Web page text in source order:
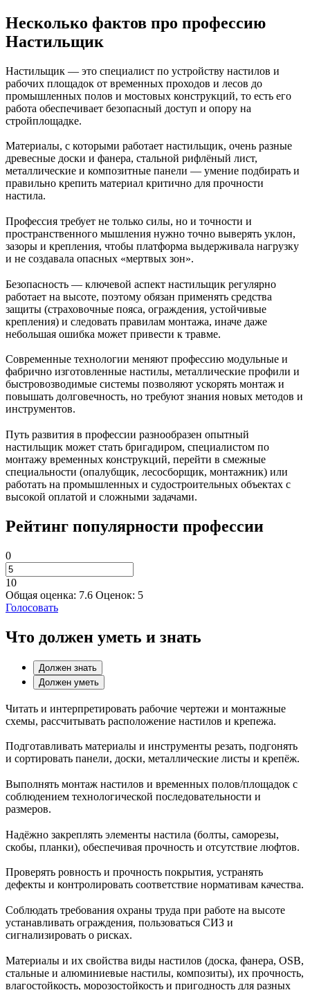
Несколько фактов про профессию
Настильщик
Настильщик — это специалист по устройству настилов и
рабочих площадок от временных проходов и лесов до
промышленных полов и мостовых конструкций, то есть его
работа обеспечивает безопасный доступ и опору на
стройплощадке.
Материалы, с которыми работает настильщик, очень разные
древесные доски и фанера, стальной рифлёный лист,
металлические и композитные панели — умение подбирать и
правильно крепить материал критично для прочности
настила.
Профессия требует не только силы, но и точности и
пространственного мышления нужно точно выверять уклон,
зазоры и крепления, чтобы платформа выдерживала нагрузку
и не создавала опасных «мертвых зон».
Безопасность — ключевой аспект настильщик регулярно
работает на высоте, поэтому обязан применять средства
защиты (страховочные пояса, ограждения, устойчивые
крепления) и следовать правилам монтажа, иначе даже
небольшая ошибка может привести к травме.
Современные технологии меняют профессию модульные и
фабрично изготовленные настилы, металлические профили и
быстровозводимые системы позволяют ускорять монтаж и
повышать долговечность, но требуют знания новых методов и
инструментов.
Путь развития в профессии разнообразен опытный
настильщик может стать бригадиром, специалистом по
монтажу временных конструкций, перейти в смежные
специальности (опалубщик, лесосборщик, монтажник) или
работать на промышленных и судостроительных объектах с
высокой оплатой и сложными задачами.
Рейтинг популярности профессии
0
10
Общая оценка: 7.6 Оценок: 5
Голосовать
Что должен уметь и знать
Должен знать
Должен уметь
Читать и интерпретировать рабочие чертежи и монтажные
схемы, рассчитывать расположение настилов и крепежа.
Подготавливать материалы и инструменты резать, подгонять
и сортировать панели, доски, металлические листы и крепёж.
Выполнять монтаж настилов и временных полов/площадок с
соблюдением технологической последовательности и
размеров.
Надёжно закреплять элементы настила (болты, саморезы,
скобы, планки), обеспечивая прочность и отсутствие люфтов.
Проверять ровность и прочность покрытия, устранять
дефекты и контролировать соответствие нормативам качества.
Соблюдать требования охраны труда при работе на высоте
устанавливать ограждения, пользоваться СИЗ и
сигнализировать о рисках.
Материалы и их свойства виды настилов (доска, фанера, OSB,
стальные и алюминиевые настилы, композиты), их прочность,
влагостойкость, морозостойкость и пригодность для разных